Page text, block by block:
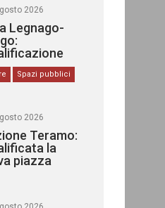
2026
Legnago-
stazioni
Spazi pubblici
2026
Teramo:
la
piazza